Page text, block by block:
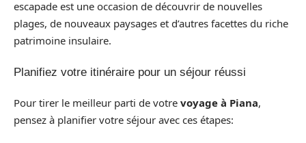
escapade est une occasion de découvrir de nouvelles
plages, de nouveaux paysages et d’autres facettes du riche
patrimoine insulaire.
Planifiez votre itinéraire pour un séjour réussi
Pour tirer le meilleur parti de votre voyage à Piana,
pensez à planifier votre séjour avec ces étapes: